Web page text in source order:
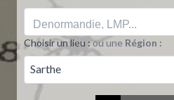
Choisir un lieu :ou une Région :
Sarthe